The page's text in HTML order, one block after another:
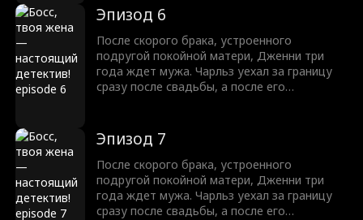
подставляют, Чарльз встает на ее защиту,
но новые козни и тайны мешают им быть
вместе.
Эпизод 6
После скорого брака, устроенного
подругой покойной матери, Дженни три
года ждет мужа. Чарльз уехал за границу
сразу после свадьбы, а после его
подставляют, Чарльз встает на ее защиту,
но новые козни и тайны мешают им быть
вместе.
Эпизод 7
После скорого брака, устроенного
подругой покойной матери, Дженни три
года ждет мужа. Чарльз уехал за границу
сразу после свадьбы, а после его